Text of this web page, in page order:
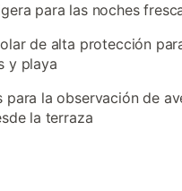
para las noches
de alta protección
y playa
para la observación de
la terraza